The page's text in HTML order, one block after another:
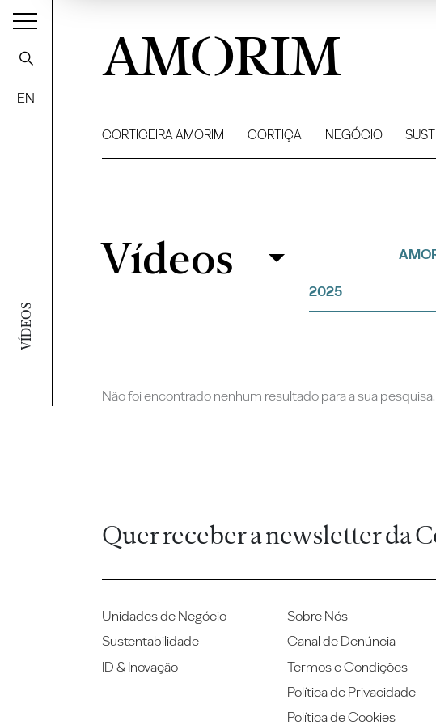
VÍDEOS
EN
AMORIM
CORTICEIRA AMORIM CORTIÇA NEGÓCIO
Filtrar
Vídeos
2025
Não foi encontrado nenhum resultado para a sua
Quer receber a newsletter da
Unidades de Negócio
Sustentabilidade
ID & Inovação
Sobre Nós
Canal de Denúncia
Termos e Condições
Política de Privacidade
Política de Cookies